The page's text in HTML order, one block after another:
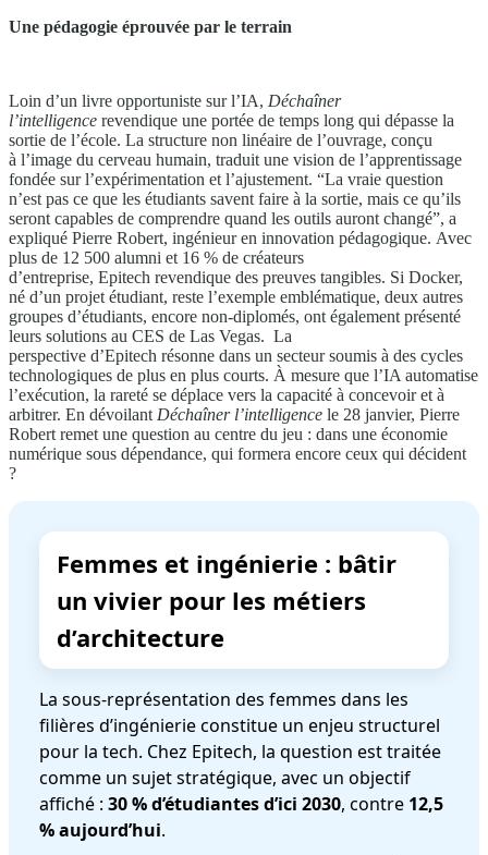
Une pédagogie éprouvée par le terrain
Loin d’un livre opportuniste sur l’IA, Déchaîner
l’intelligence revendique une portée de temps long qui dépasse la
sortie de l’école. La structure non linéaire de l’ouvrage, conçu
à l’image du cerveau humain, traduit une vision de l’apprentissage
fondée sur l’expérimentation et l’ajustement. “La vraie question
n’est pas ce que les étudiants savent faire à la sortie, mais ce qu’ils
seront capables de comprendre quand les outils auront changé”, a
expliqué Pierre Robert, ingénieur en innovation pédagogique. Avec
plus de 12 500 alumni et 16 % de créateurs
d’entreprise, Epitech revendique des preuves tangibles. Si Docker,
né d’un projet étudiant, reste l’exemple emblématique, deux autres
groupes d’étudiants, encore non-diplomés, ont également présenté
leurs solutions au CES de Las Vegas. La
perspective d’Epitech résonne dans un secteur soumis à des cycles
technologiques de plus en plus courts. À mesure que l’IA automatise
l’exécution, la rareté se déplace vers la capacité à concevoir et à
arbitrer. En dévoilant Déchaîner l’intelligence le 28 janvier, Pierre
Robert remet une question au centre du jeu : dans une économie
numérique sous dépendance, qui formera encore ceux qui décident
?
Femmes et ingénierie : bâtir
un vivier pour les métiers
d’architecture
La sous-représentation des femmes dans les
filières d’ingénierie constitue un enjeu structurel
pour la tech. Chez Epitech, la question est traitée
comme un sujet stratégique, avec un objectif
affiché : 30 % d’étudiantes d’ici 2030, contre 12,5
% aujourd’hui.